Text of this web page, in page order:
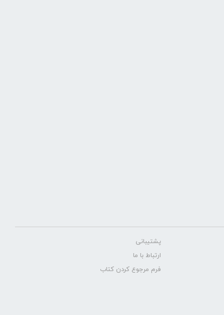
پشتیبانی
ارتباط با ما
فرم مرجوع کردن کتاب